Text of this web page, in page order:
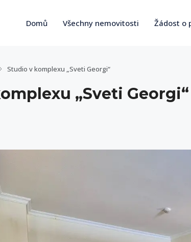
Domů Všechny nemovitosti Žádost o
Studio v komplexu „Sveti Georgi“
„Sveti Georgi“